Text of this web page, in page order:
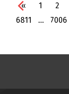
« 1 2
6811
... 7006